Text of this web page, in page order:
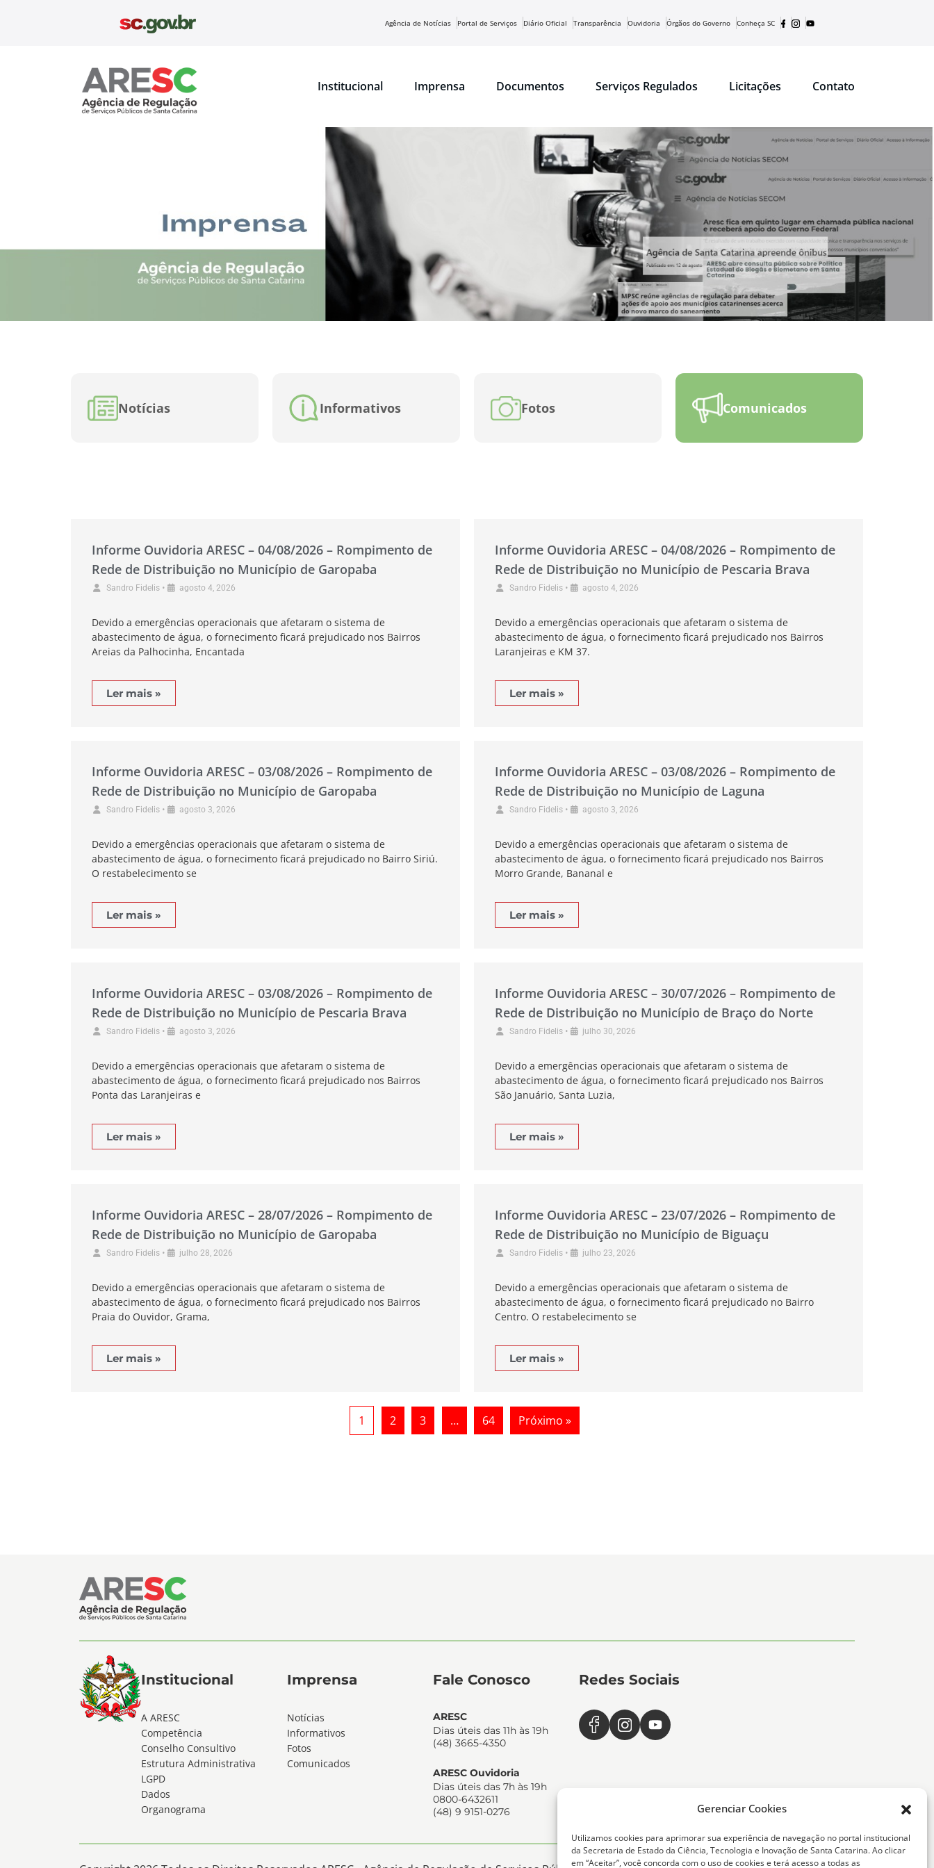
Gerenciar Cookies
Utilizamos cookies para aprimorar sua experiência de navegação no portal institucional
da Secretaria de Estado da Ciência, Tecnologia e Inovação de Santa Catarina. Ao clicar
em “Aceitar”, você concorda com o uso de cookies e terá acesso a todas as
Agência de Notícias Portal de Serviços Diário Oficial Transparência Ouvidoria Órgãos do Governo Conheça SC
Institucional Imprensa Documentos Serviços Regulados Licitações Contato
Notícias Informativos Fotos Comunicados
Informe Ouvidoria ARESC – 04/08/2026 – Rompimento de
Rede de Distribuição no Município de Garopaba
Sandro Fidelis • agosto 4, 2026
Devido a emergências operacionais que afetaram o sistema de
abastecimento de água, o fornecimento ficará prejudicado nos Bairros
Areias da Palhocinha, Encantada
Ler mais »
Informe Ouvidoria ARESC – 04/08/2026 – Rompimento de
Rede de Distribuição no Município de Pescaria Brava
Sandro Fidelis • agosto 4, 2026
Devido a emergências operacionais que afetaram o sistema de
abastecimento de água, o fornecimento ficará prejudicado nos Bairros
Laranjeiras e KM 37.
Ler mais »
Informe Ouvidoria ARESC – 03/08/2026 – Rompimento de
Rede de Distribuição no Município de Garopaba
Sandro Fidelis • agosto 3, 2026
Devido a emergências operacionais que afetaram o sistema de
abastecimento de água, o fornecimento ficará prejudicado no Bairro Siriú.
O restabelecimento se
Ler mais »
Informe Ouvidoria ARESC – 03/08/2026 – Rompimento de
Rede de Distribuição no Município de Laguna
Sandro Fidelis • agosto 3, 2026
Devido a emergências operacionais que afetaram o sistema de
abastecimento de água, o fornecimento ficará prejudicado nos Bairros
Morro Grande, Bananal e
Ler mais »
Informe Ouvidoria ARESC – 03/08/2026 – Rompimento de
Rede de Distribuição no Município de Pescaria Brava
Sandro Fidelis • agosto 3, 2026
Devido a emergências operacionais que afetaram o sistema de
abastecimento de água, o fornecimento ficará prejudicado nos Bairros
Ponta das Laranjeiras e
Ler mais »
Informe Ouvidoria ARESC – 30/07/2026 – Rompimento de
Rede de Distribuição no Município de Braço do Norte
Sandro Fidelis • julho 30, 2026
Devido a emergências operacionais que afetaram o sistema de
abastecimento de água, o fornecimento ficará prejudicado nos Bairros
São Januário, Santa Luzia,
Ler mais »
Informe Ouvidoria ARESC – 28/07/2026 – Rompimento de
Rede de Distribuição no Município de Garopaba
Sandro Fidelis • julho 28, 2026
Devido a emergências operacionais que afetaram o sistema de
abastecimento de água, o fornecimento ficará prejudicado nos Bairros
Praia do Ouvidor, Grama,
Ler mais »
Informe Ouvidoria ARESC – 23/07/2026 – Rompimento de
Rede de Distribuição no Município de Biguaçu
Sandro Fidelis • julho 23, 2026
Devido a emergências operacionais que afetaram o sistema de
abastecimento de água, o fornecimento ficará prejudicado no Bairro
Centro. O restabelecimento se
Ler mais »
1 2 3 … 64 Próximo »
Institucional
A ARESC
Competência
Conselho Consultivo
Estrutura Administrativa
LGPD
Dados
Organograma
Imprensa
Notícias
Informativos
Fotos
Comunicados
Fale Conosco
ARESC
Dias úteis das 11h às 19h
(48) 3665-4350
ARESC Ouvidoria
Dias úteis das 7h às 19h
0800-6432611
(48) 9 9151-0276
Redes Sociais